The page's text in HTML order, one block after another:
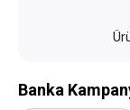
Banka